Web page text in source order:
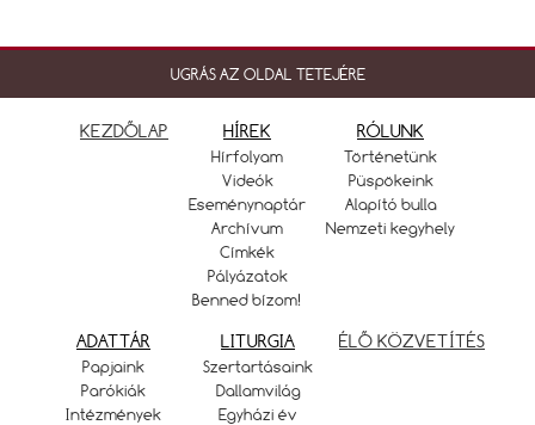
UGRÁS AZ OLDAL TETEJÉRE
KEZDŐLAP HÍREK
Hírfolyam
Videók
Eseménynaptár
Archívum
Címkék
Pályázatok
Benned bízom!
RÓLUNK
Történetünk
Püspökeink
Alapító bulla
Nemzeti kegyhely
ADATTÁR
Papjaink
Parókiák
Intézmények
LITURGIA
Szertartásaink
Dallamvilág
Egyházi év
ÉLŐ KÖZVETÍTÉS